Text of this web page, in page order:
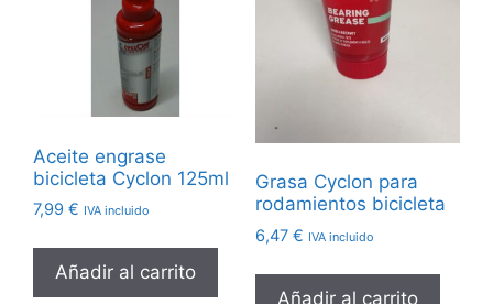
Aceite engrase
bicicleta Cyclon 125ml
7,99 € IVA incluido
Añadir al carrito
Grasa Cyclon para
rodamientos bicicleta
6,47 € IVA incluido
Añadir al carrito